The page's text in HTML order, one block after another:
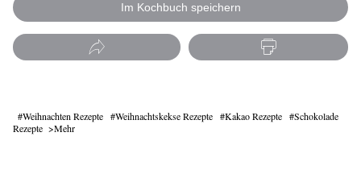
Im Kochbuch speichern
Weihnachten Rezepte Weihnachtskekse Rezepte Kakao Rezepte
Schokolade
Rezepte
Mehr